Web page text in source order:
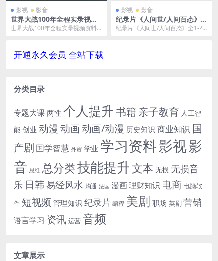
影视 影音
世界大战100年全程实录视频
资料国语17GB百度网盘下载
世界大战100年全程实录视频资料
影视 影音
纪录片《人间世/人间百态》全
1-2季1080P超高清电影视频合
纪录片《人间世/人间百态》全1-2
开通永久会员 全站下载
分类目录
专题大课 两性 个人提升书籍 亲子教育 人工智
能 创业 动漫 动画动画/动漫 历史知识 商业知识 国
产剧 国学智慧 外贸 学业 学习资料影视影
音 思维 总分类技能提升文本 无损 无损音
乐 日韩易经风水 沟通 法国 漫画理财知识 电商 电脑软
件 短视频 管理知识 纪录片 编程 美剧 职场 英剧 营销
语言学习 资讯 运营 音频
文章展示